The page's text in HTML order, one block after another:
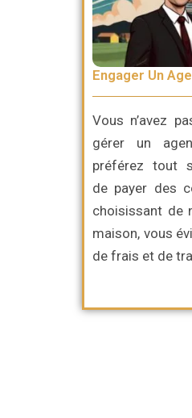
Engager Un
Vous n’avez
gérer un
préférez tout
de payer des
choisissant de
maison, vous
de frais et de